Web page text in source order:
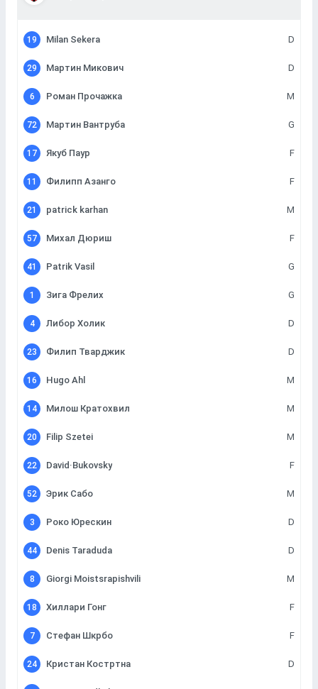
19 Milan Sekera D
29 Мартин Микович D
6 Роман Прочажка M
72 Мартин Вантруба G
17 Якуб Паур F
11 Филипп Азанго F
21 patrick karhan M
57 Михал Дюриш F
41 Patrik Vasil G
1 Зига Фрелих G
4 Либор Холик D
23 Филип Тварджик D
16 Hugo Ahl M
14 Милош Кратохвил M
20 Filip Szetei M
22 David·Bukovsky F
52 Эрик Сабо M
3 Роко Юрескин D
44 Denis Taraduda D
8 Giorgi Moistsrapishvili M
18 Хиллари Гонг F
7 Стефан Шкрбо F
24 Кристан Костртна D